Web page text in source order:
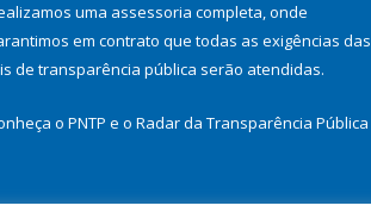
uma assessoria completa, onde
em contrato que todas as exigências das
de transparência pública serão atendidas.
o PNTP e o Radar da Transparência Pública